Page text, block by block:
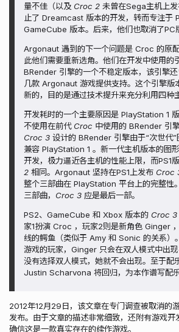
量不佳（以及 Croc 2 未曾在Sega主机上
止了 Dreamcast 版本的开发，转而专注于
GameCube 版本。后来，他们也取消了PC
Argonaut 遇到的下一个问题是 Croc 的原
此他们需要重新选角。他们在开发中使用的
BRender 引擎的一个不稳定版本，该引擎还
几款 Argonaut 游戏提供支持。这个引擎版
新的，目的是通过技术提升来充分利用四种
开发耗时的一个主要原因是 PlayStation 1
不使用在前代 Croc 中使用的 BRender 引
Croc 3 设计的 BRender 引擎由于“次世代
兼容 PlayStation 1 。新一代主机版本的图
开发，极力逼近各主机的性能上限，而PS1
2 相同。Argonaut 坚持在PS1上发布 Croc
整个三部曲在 PlayStation 平台上的完整性
三部曲， Croc 3 应是最后一部。
PS2、GameCube 和 Xbox 版本的 Croc 3
家1扮演 Croc ，玩家2则是新角色 Ginger
线的鳄鱼（类似于 Amy 和 Sonic 的关系）
游戏的玩家，Ginger 只会在双人模式中出
没有选择双人模式，她就不会出现。至于配乐
Justin Scharvona 将回归，为本作谱写配乐
2012年12月29日，该文章在专门调查被取消的
发布。由于文章的描述非常细致，还附有游戏开
确信这是一款真实存在的续作游戏。